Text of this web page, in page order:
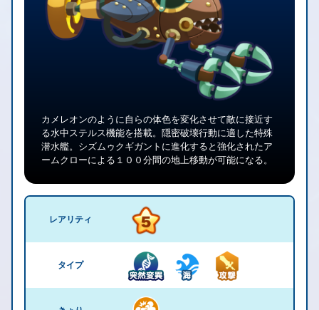
カメレオンのように自らの体色を変化させて敵に接近す
る水中ステルス機能を搭載。隠密破壊行動に適した特殊
潜水艦。シズムゥクギガントに進化すると強化されたア
ームクローによる１００分間の地上移動が可能になる。
レアリティ
タイプ